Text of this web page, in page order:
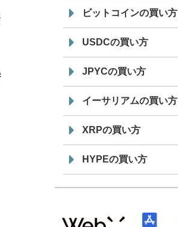
ビットコインの買い方
USDCの買い方
JPYCの買い方
イーサリアムの買い方
XRPの買い方
HYPEの買い方